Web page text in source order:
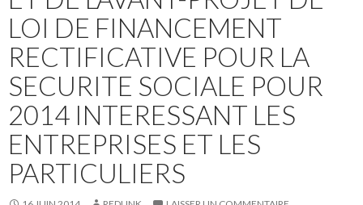
LOI DE FINANCEMENT
RECTIFICATIVE POUR LA
SECURITE SOCIALE POUR
2014 INTERESSANT LES
ENTREPRISES ET LES
PARTICULIERS